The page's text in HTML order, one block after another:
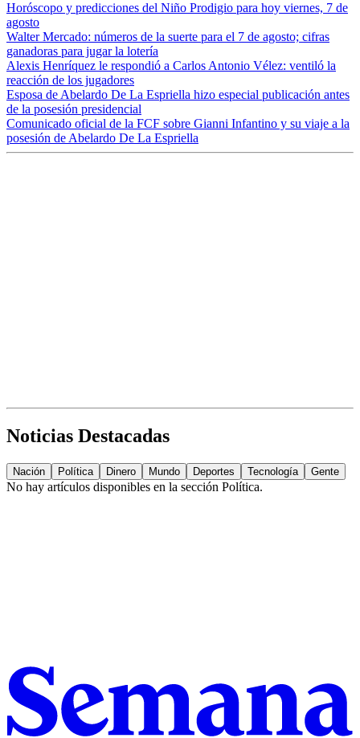
Horóscopo y predicciones del Niño Prodigio para hoy viernes, 7 de
agosto
Walter Mercado: números de la suerte para el 7 de agosto; cifras
ganadoras para jugar la lotería
Alexis Henríquez le respondió a Carlos Antonio Vélez: ventiló la
reacción de los jugadores
Esposa de Abelardo De La Espriella hizo especial publicación antes
de la posesión presidencial
Comunicado oficial de la FCF sobre Gianni Infantino y su viaje a la
posesión de Abelardo De La Espriella
Noticias Destacadas
Nación Política Dinero Mundo Deportes Tecnología Gente
No hay artículos disponibles en la sección Política.